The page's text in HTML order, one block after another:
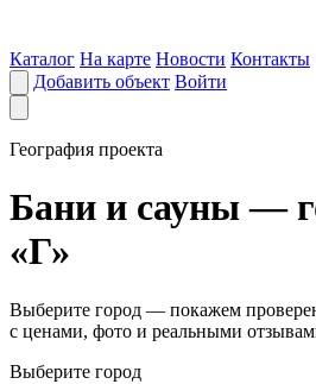
Каталог На карте Новости Контакты
Добавить объект Войти
География проекта
Бани и сауны —
«Г»
Выберите город — покажем
с ценами, фото и реальными
Выберите город